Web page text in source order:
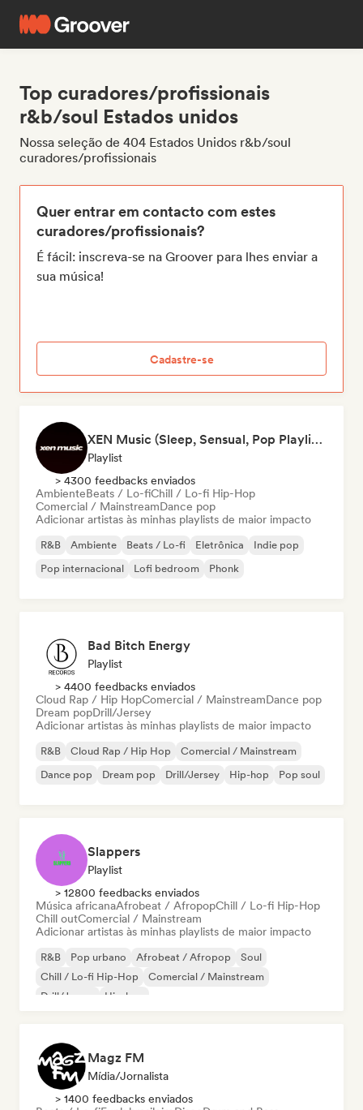
Top curadores/profissionais
r&b/soul Estados unidos
Nossa seleção de 404 Estados Unidos r&b/soul
curadores/profissionais
Quer entrar em contacto com estes
curadores/profissionais?
É fácil: inscreva-se na Groover para lhes enviar a
sua música!
Cadastre-se
XEN Music (Sleep, Sensual, Pop Playlists)
Playlist
> 4300 feedbacks enviados
AmbienteBeats / Lo-fiChill / Lo-fi Hip-Hop
Comercial / MainstreamDance pop
Adicionar artistas às minhas playlists de maior impacto
R&B Ambiente Beats / Lo-fi Eletrônica
Indie pop
Pop internacional
Lofi bedroom Phonk
Bad Bitch Energy
Playlist
> 4400 feedbacks enviados
Cloud Rap / Hip HopComercial / MainstreamDance pop
Dream popDrill/Jersey
Adicionar artistas às minhas playlists de maior impacto
R&B Cloud Rap / Hip Hop
Comercial / Mainstream
Dance pop
Dream pop Drill/Jersey Hip-hop Pop soul
Slappers
Playlist
> 12800 feedbacks enviados
Música africanaAfrobeat / AfropopChill / Lo-fi Hip-Hop
Chill outComercial / Mainstream
Adicionar artistas às minhas playlists de maior impacto
R&B Pop urbano Afrobeat / Afropop
Soul
Chill / Lo-fi Hip-Hop
Comercial / Mainstream
Drill/Jersey
Hip-hop
Magz FM
Mídia/Jornalista
> 1400 feedbacks enviados